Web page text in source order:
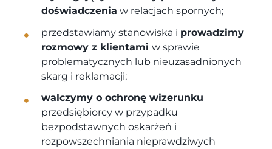
doświadczenia w relacjach spornych;
przedstawiamy stanowiska i prowadzimy
rozmowy z klientamiw sprawie
problematycznych lub nieuzasadnionych
skarg i reklamacji;
walczymy o ochronę wizerunku
przedsiębiorcy w przypadku
bezpodstawnych oskarżeń i
rozpowszechniania nieprawdziwych